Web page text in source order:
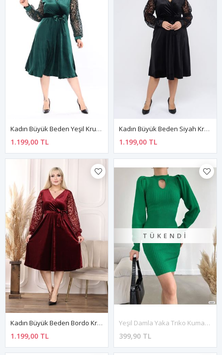
Kadın Büyük Beden Yeşil Kruvaze Yaka Midi Kadife Elbise 12A-2304
1.199,00 TL
Kadın Büyük Beden Siyah Kruvaze Yaka Midi Kadife Elbise 12A-2303
1.199,00 TL
Kadın Büyük Beden Bordo Kruvaze Yaka Midi Kadife Elbise 12A-2302
1.199,00 TL
TÜKENDI
Yeşil Damla Yaka Triko Kumaş Standart Beden Uzun Kol Elbise 1E-2299
399,90 TL